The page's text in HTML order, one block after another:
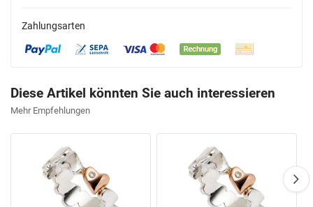
Zahlungsarten
Diese Artikel könnten Sie auch interessieren
Mehr Empfehlungen